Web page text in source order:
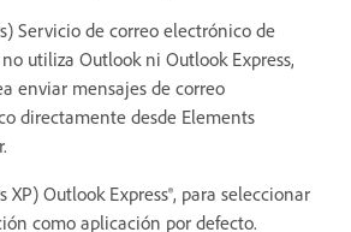
Servicio de correo electrónico de
utiliza Outlook ni Outlook Express,
enviar mensajes de correo
directamente desde Elements
XP) Outlook Express®, para seleccionar
como aplicación por defecto.